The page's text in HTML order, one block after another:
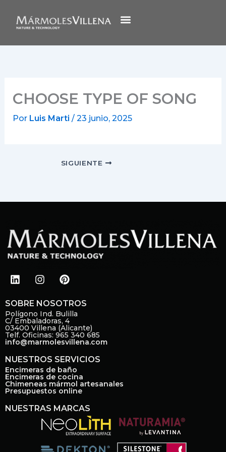
contenido
CHOOSE TYPE OF SONG
Por Luis Marti / 23 junio, 2025
SIGUIENTE
L
i
k
e
d
i
n
I
n
t
a
g
r
a
m
P
i
t
e
r
e
s
t
SOBRE NOSOTROS
Polígono Ind. Bulilla
C/ Embaladoras, 4
03400 Villena (Alicante)
Telf. Oficinas: 965 340 685
info@marmolesvillena.com
NUESTROS SERVICIOS
Encimeras de baño
Encimeras de cocina
Chimeneas mármol artesanales
Presupuestos online
NUESTRAS MARCAS